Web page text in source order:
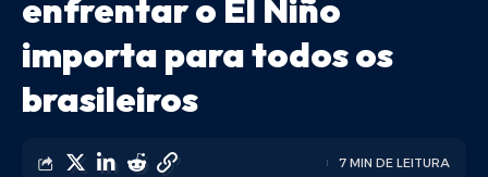
enfrentar o El Niño
importa para todos os
brasileiros
7 MIN DE LEITURA